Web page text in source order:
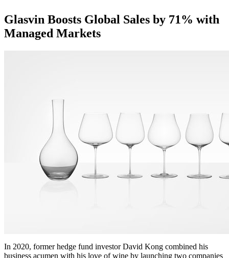
Glasvin Boosts Global Sales by 71% with
Managed Markets
In 2020, former hedge fund investor David Kong combined his
business acumen with his love of wine by launching two companies